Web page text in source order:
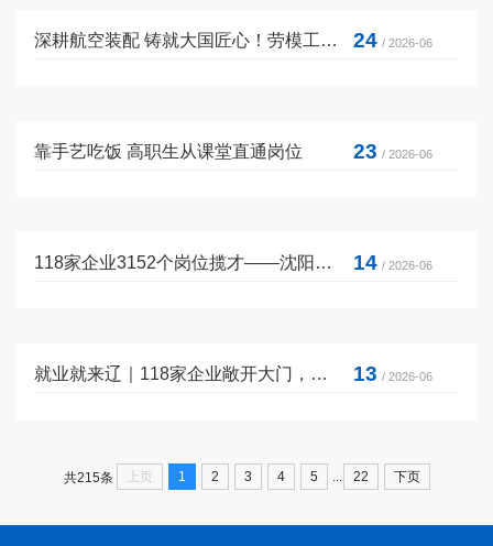
深耕航空装配 铸就大国匠心！劳模工匠进校园点亮沈职青春匠心梦 24 / 2026-06
靠手艺吃饭 高职生从课堂直通岗位 23 / 2026-06
118家企业3152个岗位揽才——沈阳现代化都市圈高校毕业生专场招聘会在沈阳职业技术学院举办 14 / 2026-06
就业就来辽｜118家企业敞开大门，邀高校学子“就来辽” 13 / 2026-06
共215条 上页 1 2 3 4 5 22 下页